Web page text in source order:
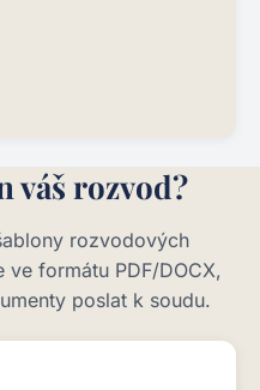
váš rozvod?
rozvodových
ve formátu PDF/DOCX,
poslat k soudu.